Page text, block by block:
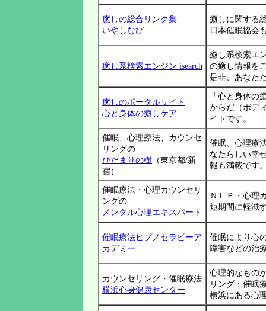
癒しの総合リンク集
いやしなび
癒しに関する
日本催眠協会
癒し系検索エンジン isearch
癒し系検索エ
の癒し情報を
是非、あなた
癒しのポータルサイト
心と身体の癒しケア
「心と身体の
からだ（ボデ
イトです。
催眠、心理療法、カウンセ
リングの
ひだまりの樹 （東京都/新
宿）
催眠、心理療
なたらしい幸
報も満載です
催眠療法・心理カウンセリ
ングの
メンタル心理エキスパート
ＮＬＰ・心理
短期間に軽減
催眠療法ヒプノセラピーア
カデミー
催眠により心
障害などの治
カウンセリング・催眠療法
横浜心身健康センター
心理的なもの
リング・催眠
横浜にある心